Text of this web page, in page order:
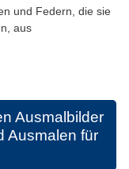
und Federn, die sie
aus
Ausmalbilder
Ausmalen für